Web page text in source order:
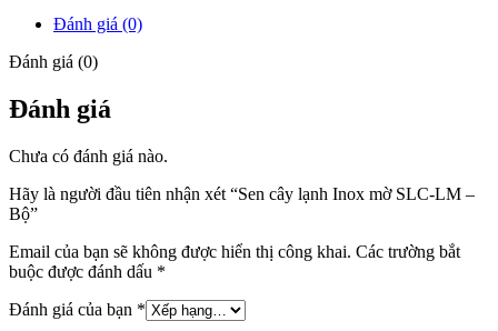
Đánh giá (0)
Đánh giá (0)
Đánh giá
Chưa có đánh giá nào.
Hãy là người đầu tiên nhận xét “Sen cây lạnh Inox mờ SLC-LM –
Bộ”
Email của bạn sẽ không được hiển thị công khai. Các trường bắt
buộc được đánh dấu *
Đánh giá của bạn *